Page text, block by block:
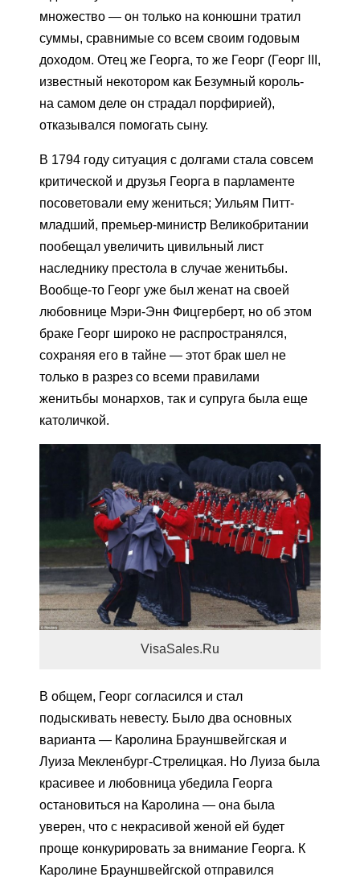
множество — он только на конюшни тратил
суммы, сравнимые со всем своим годовым
доходом. Отец же Георга, то же Георг (Георг III,
известный некотором как Безумный король-
на самом деле он страдал порфирией),
отказывался помогать сыну.
В 1794 году ситуация с долгами стала совсем
критической и друзья Георга в парламенте
посоветовали ему жениться; Уильям Питт-
младший, премьер-министр Великобритании
пообещал увеличить цивильный лист
наследнику престола в случае женитьбы.
Вообще-то Георг уже был женат на своей
любовнице Мэри-Энн Фицгерберт, но об этом
браке Георг широко не распространялся,
сохраняя его в тайне — этот брак шел не
только в разрез со всеми правилами
женитьбы монархов, так и супруга была еще
католичкой.
VisaSales.Ru
В общем, Георг согласился и стал
подыскивать невесту. Было два основных
варианта — Каролина Брауншвейгская и
Луиза Мекленбург-Стрелицкая. Но Луиза была
красивее и любовница убедила Георга
остановиться на Каролина — она была
уверен, что с некрасивой женой ей будет
проще конкурировать за внимание Георга. К
Каролине Брауншвейгской отправился